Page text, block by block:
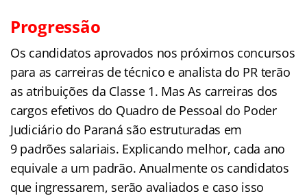
Progressão
Os candidatos aprovados nos próximos concursos
para as carreiras de técnico e analista do PR terão
as atribuições da Classe 1. Mas As carreiras dos
cargos efetivos do Quadro de Pessoal do Poder
Judiciário do Paraná são estruturadas em
9 padrões salariais. Explicando melhor, cada ano
equivale a um padrão. Anualmente os candidatos
que ingressarem, serão avaliados e caso isso